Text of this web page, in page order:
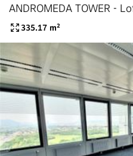
ANDROMEDA TOWER -
335.17 m²